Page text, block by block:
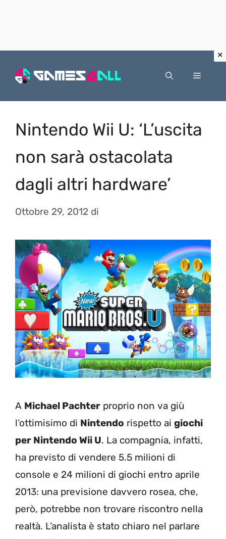
Menu
Nintendo Wii U: ‘L’uscita
non sarà ostacolata
dagli altri hardware’
Ottobre 29, 2012 di
A Michael Pachter proprio non va giù
l’ottimisimo di Nintendo rispetto ai giochi
per Nintendo Wii U. La compagnia, infatti,
ha previsto di vendere 5.5 milioni di
console e 24 milioni di giochi entro aprile
2013: una previsione davvero rosea, che,
però, potrebbe non trovare riscontro nella
realtà. L’analista è stato chiaro nel parlare